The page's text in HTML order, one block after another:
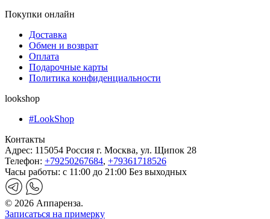
Покупки онлайн
Доставка
Обмен и возврат
Оплата
Подарочные карты
Политика конфиденциальности
lookshop
#LookShop
Контакты
Адрес: 115054 Россия г. Москва, ул. Щипок 28
Телефон: +79250267684, +79361718526
Часы работы: с 11:00 до 21:00 Без выходных
© 2026 Аппаренза.
Записаться на примерку